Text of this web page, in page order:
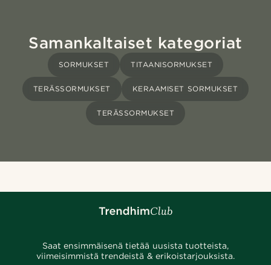
Samankaltaiset kategoriat
SORMUKSET TITAANISORMUKSET
TERÄSSORMUKSET KERAAMISET SORMUKSET
TERÄSSORMUKSET
Saat ensimmäisenä tietää uusista tuotteista,
viimeisimmistä trendeistä & erikoistarjouksista.